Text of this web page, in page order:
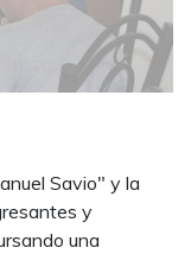
Savio" y la
y
una